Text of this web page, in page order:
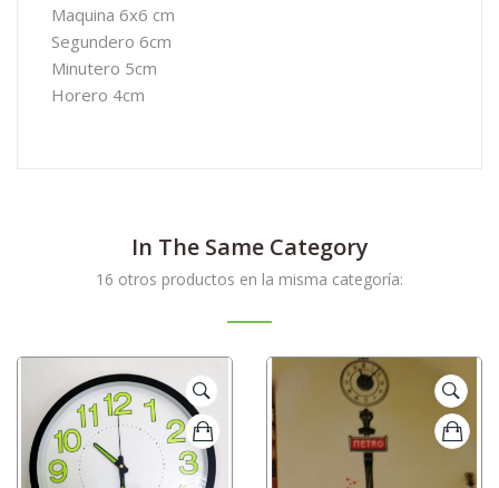
Maquina 6x6 cm
Segundero 6cm
Minutero 5cm
Horero 4cm
In The Same Category
16 otros productos en la misma categoría: